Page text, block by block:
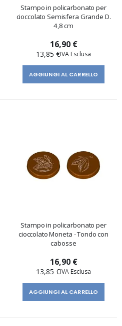
Stampo in policarbonato per
cioccolato Semisfera Grande D.
4,8 cm
16,90 €
13,85 €
AGGIUNGI AL CARRELLO
Stampo in policarbonato per
cioccolato Moneta - Tondo con
cabosse
16,90 €
13,85 €
AGGIUNGI AL CARRELLO